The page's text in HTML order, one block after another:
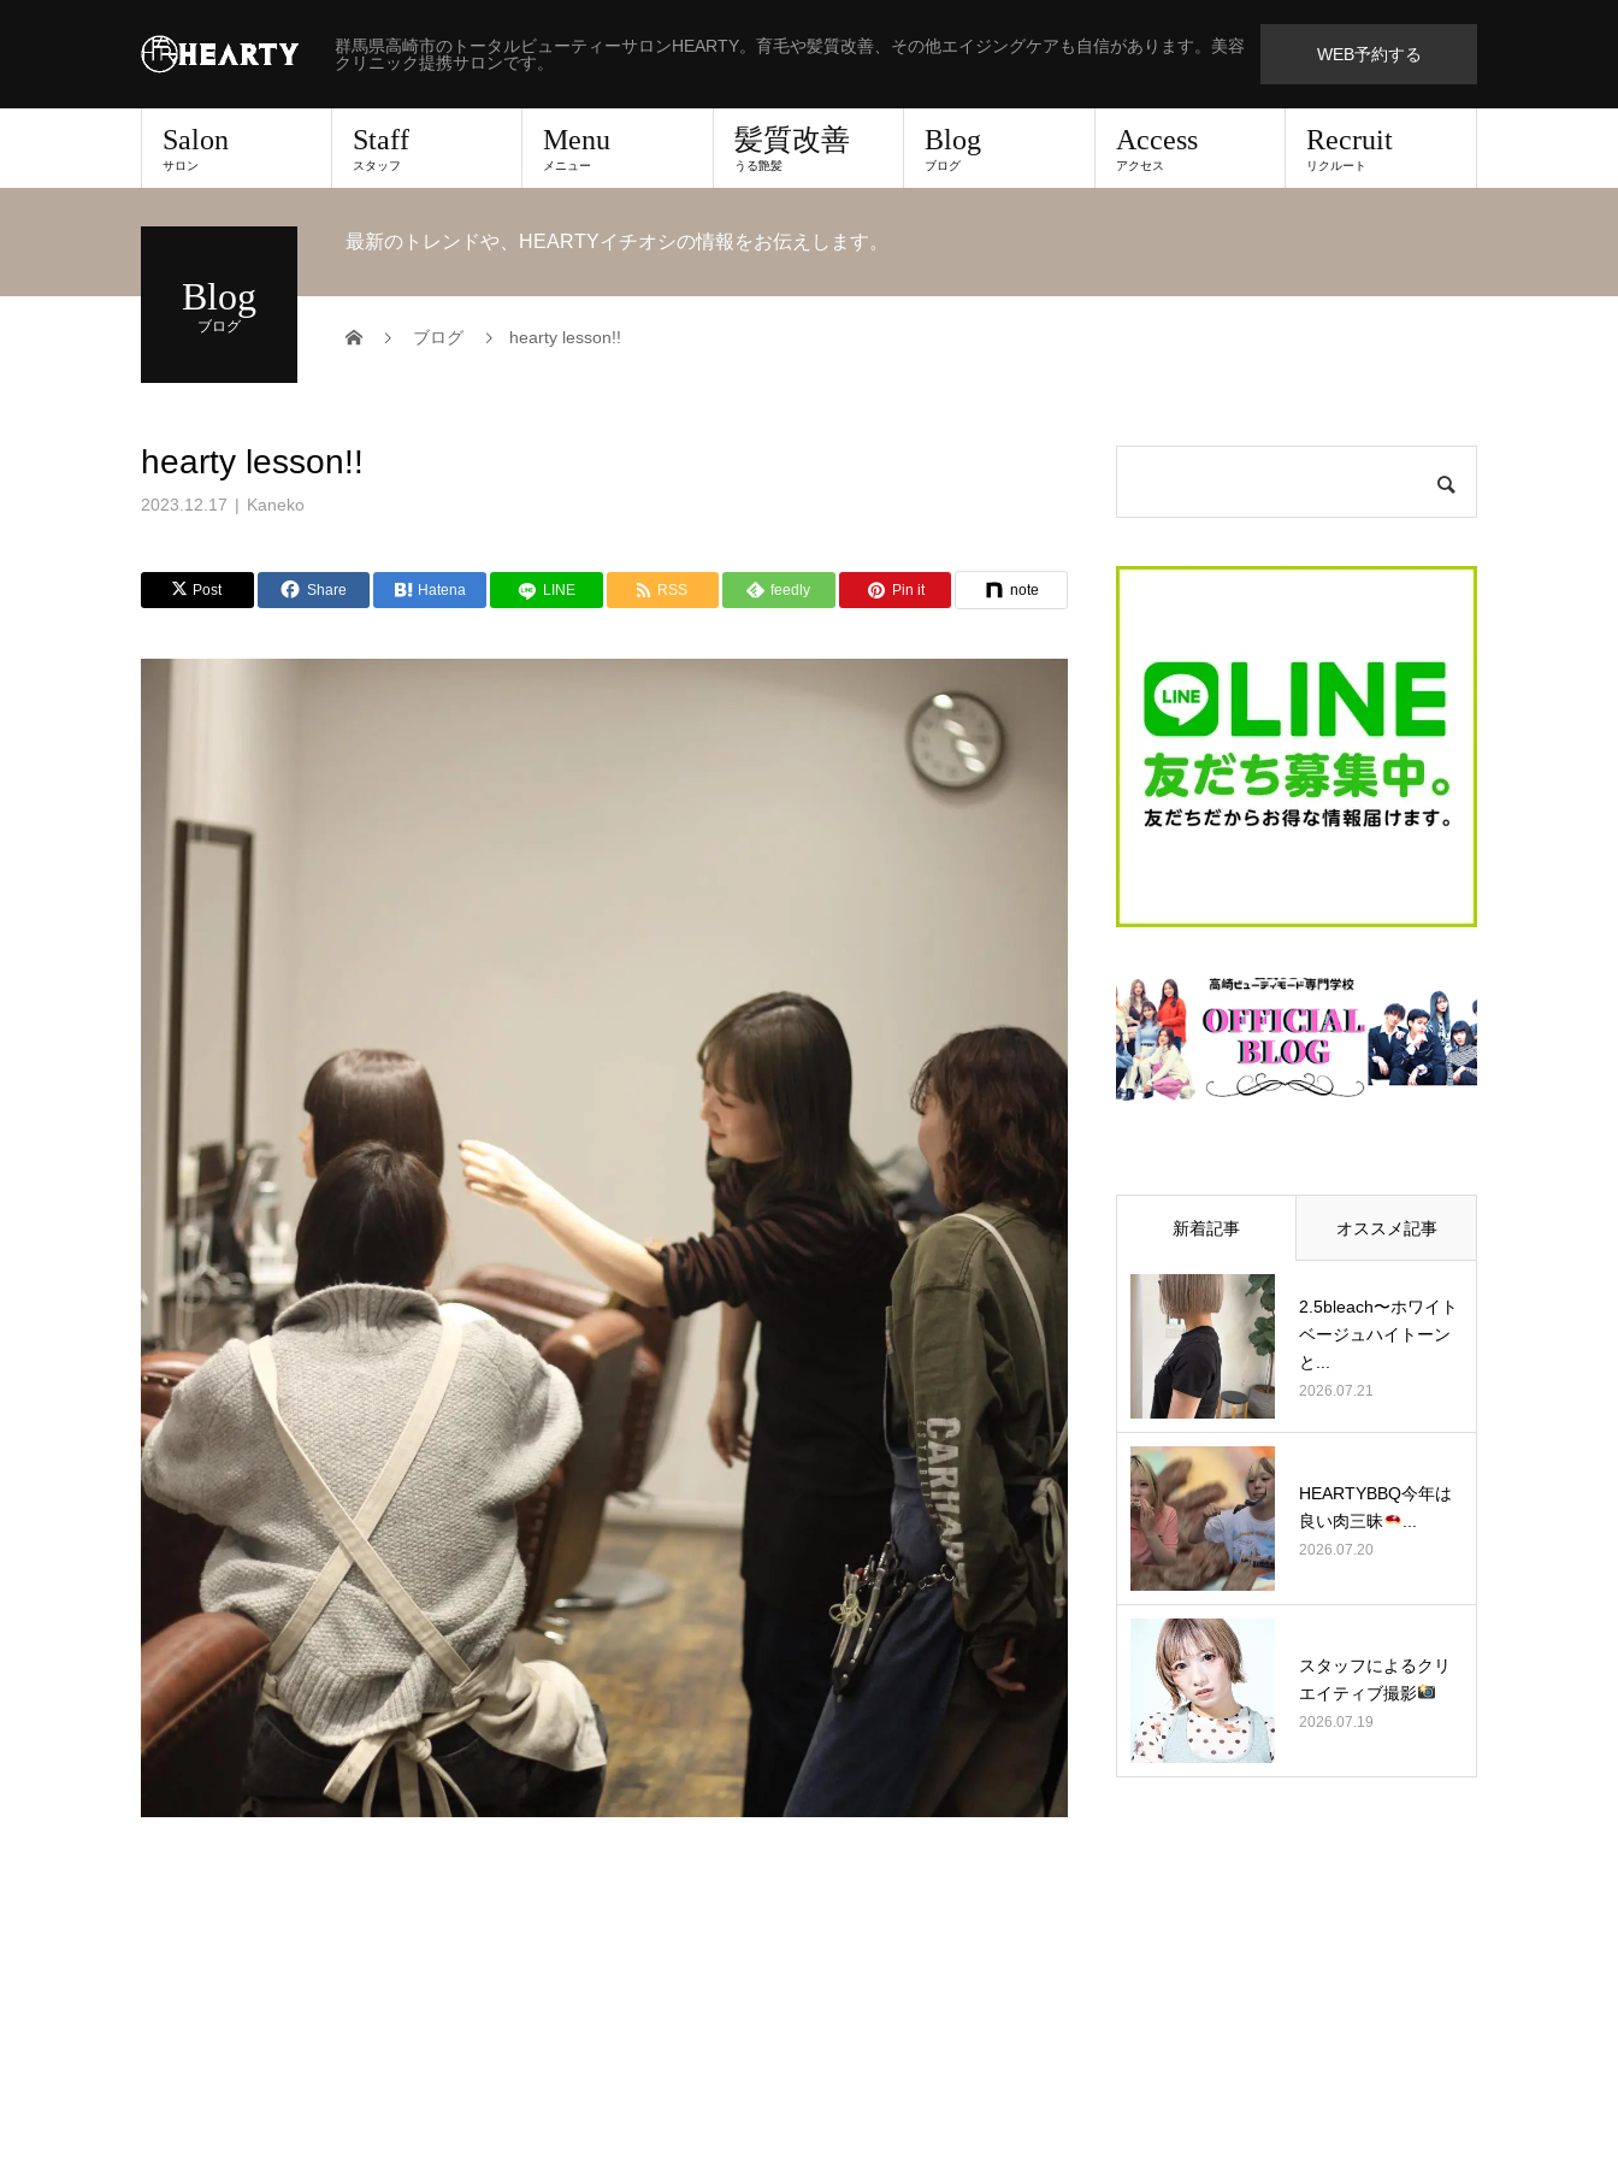
群馬県高崎市のトータルビューティーサロンHEARTY。育毛や髪質改善、その他エイジングケアも自信があります。美容
クリニック提携サロンです。
WEB予約する
Salon
サロン
Staff
スタッフ
Menu
メニュー
髪質改善
うる艶髪
Blog
ブログ
Access
アクセス
Recruit
リクルート
Blog
ブログ
最新のトレンドや、HEARTYイチオシの情報をお伝えします。
ブログ hearty lesson!!
hearty lesson!!
2023.12.17 Kaneko
Post Share Hatena LINE RSS feedly Pin it note
新着記事 オススメ記事
2.5bleach〜ホワイト
ベージュ⁡ハイトーン
と...
2026.07.21
HEARTYBBQ今年は
良い肉三昧
2026.07.20
スタッフによるクリ
エイティブ撮影
2026.07.19